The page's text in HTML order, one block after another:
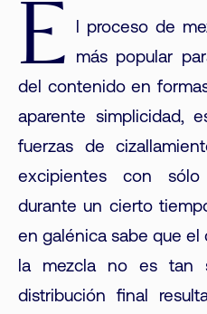
E
l proceso de
más popular
del contenido en
aparente simplicidad,
fuerzas de
excipientes con
durante un cierto
en galénica sabe que
la mezcla no es tan
distribución final